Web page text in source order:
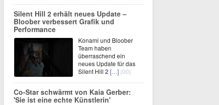
Silent Hill 2 erhält neues Update –
Bloober verbessert Grafik und
Performance
Konami und Bloober
Team haben
überraschend ein
neues Update für das
Silent Hill 2 […] (00)
Co-Star schwärmt von Kaia Gerber:
'Sie ist eine echte Künstlerin'